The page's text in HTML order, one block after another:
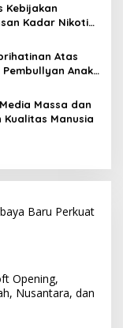
Kebijakan
Kadar Nikotin:
Meruntuhkan
Atas
Pembullyan Anak
Swasta di
Massa dan
Kualitas Manusia
Baru Perkuat
Opening,
Nusantara, dan